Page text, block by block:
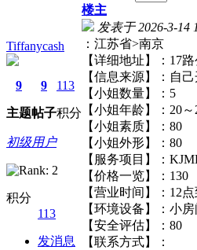
Tiffanycash
9
主题
9
帖子
113
积分
初级用户
积分
113
发消息
楼主
发表于 2026-3-14
：江苏省>南京
【详细地址】：
【信息来源】：
【小姐数量】
【小姐年龄】：
【小姐素质】
【小姐外形】
【服务项目】
【价格一览】：
【营业时间】：
【环境设备】：
【安全评估】
【联系方式】：